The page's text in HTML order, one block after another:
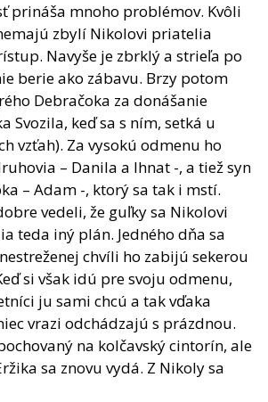
prináša mnoho problémov. Kvôli
zbylí Nikolovi priatelia
Navyše je zbrklý a strieľa po
berie ako zábavu. Brzy potom
Debračoka za donášanie
Svozila, keď sa s ním, setká u
vzťah). Za vysokú odmenu ho
– Danila a Ihnat -, a tiež syn
– Adam -, ktorý sa tak i mstí.
vedeli, že guľky sa Nikolovi
teda iný plán. Jedného dňa sa
chvíli ho zabijú sekerou
si však idú pre svoju odmenu,
ju sami chcú a tak vďaka
vrazi odchádzajú s prázdnou.
na kolčavský cintorín, ale
sa znovu vydá. Z Nikoly sa